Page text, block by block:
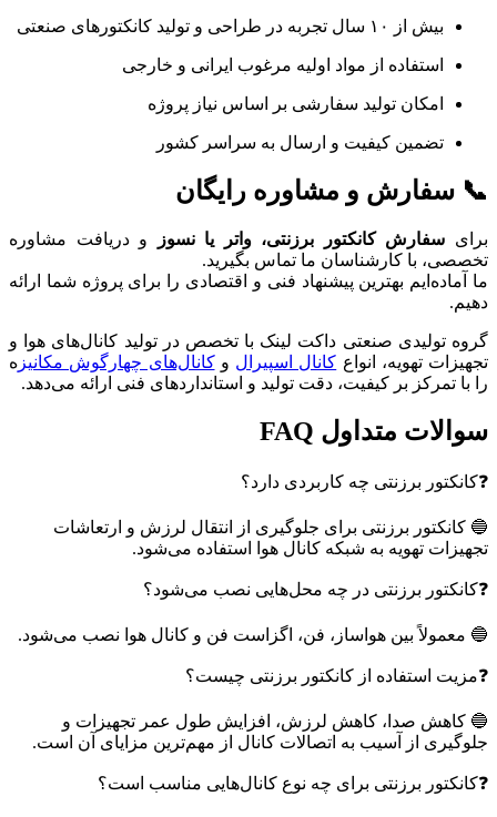
بیش از ۱۰ سال تجربه در طراحی و تولید کانکتورهای صنعتی
استفاده از مواد اولیه مرغوب ایرانی و خارجی
امکان تولید سفارشی بر اساس نیاز پروژه
تضمین کیفیت و ارسال به سراسر کشور
📞 سفارش و مشاوره رایگان
برای سفارش کانکتور برزنتی، واتر یا نسوز
و دریافت مشاوره
تخصصی، با کارشناسان ما تماس بگیرید.
ما آماده‌ایم بهترین پیشنهاد فنی و اقتصادی را برای پروژه شما ارائه
دهیم.
گروه تولیدی صنعتی داکت لینک با تخصص در تولید کانال‌های هوا و
تجهیزات تهویه، انواع کانال اسپیرال وکانال‌های چهارگوش مکانیز ه
را با تمرکز بر کیفیت، دقت تولید و استانداردهای فنی ارائه می‌دهد.
سوالات متداول FAQ
❓کانکتور برزنتی چه کاربردی دارد؟
🔵 کانکتور برزنتی برای جلوگیری از انتقال لرزش و ارتعاشات
تجهیزات تهویه به شبکه کانال هوا استفاده می‌شود.
❓کانکتور برزنتی در چه محل‌هایی نصب می‌شود؟
🔵 معمولاً بین هواساز، فن، اگزاست فن و کانال هوا نصب می‌شود.
❓مزیت استفاده از کانکتور برزنتی چیست؟
🔵 کاهش صدا، کاهش لرزش، افزایش طول عمر تجهیزات و
جلوگیری از آسیب به اتصالات کانال از مهم‌ترین مزایای آن است.
❓کانکتور برزنتی برای چه نوع کانال‌هایی مناسب است؟